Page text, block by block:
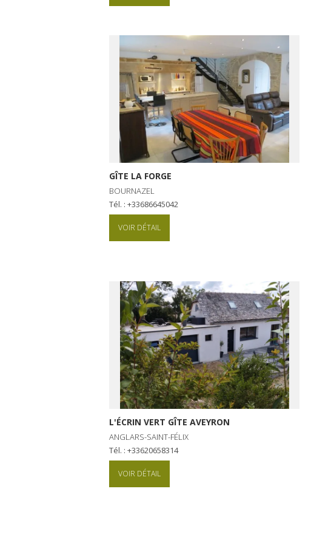
GÎTE LA FORGE
BOURNAZEL
Tél. : +33686645042
VOIR DÉTAIL
L'ÉCRIN VERT GÎTE AVEYRON
ANGLARS-SAINT-FÉLIX
Tél. : +33620658314
VOIR DÉTAIL